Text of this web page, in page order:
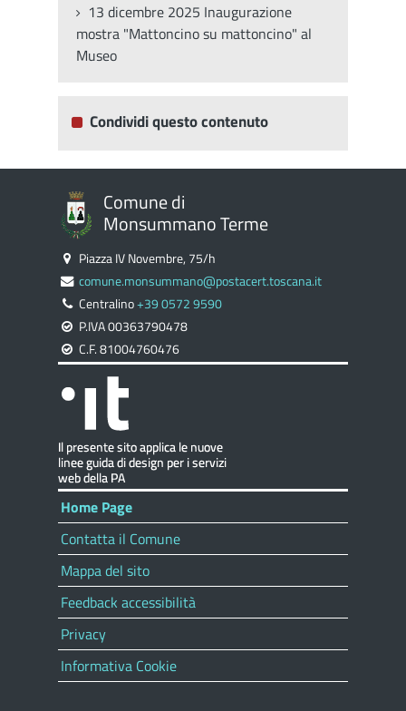
13 dicembre 2025 Inaugurazione
mostra "Mattoncino su mattoncino" al
Museo
Condividi questo contenuto
Comune di
Monsummano Terme
Piazza IV Novembre, 75/h
comune.monsummano@postacert.toscana.it
Centralino+39 0572 9590
P.IVA 00363790478
C.F. 81004760476
Home Page
Contatta il Comune
Mappa del sito
Feedback accessibilità
Privacy
Informativa Cookie